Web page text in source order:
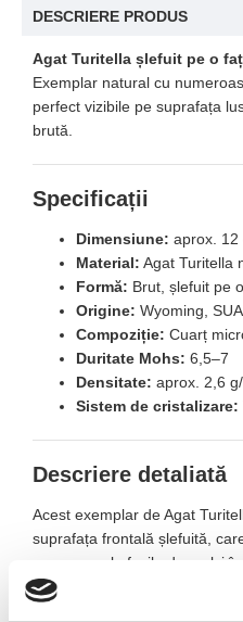
DESCRIERE PRODUS
Agat Turitella șlefuit pe o
Exemplar natural cu
perfect vizibile pe suprafața
brută.
Specificații
Dimensiune: aprox. 12
Material: Agat Turitella
Formă: Brut, șlefuit pe
Origine: Wyoming, SUA
Compoziție: Cuarț
Duritate Mohs: 6,5–7
Densitate: aprox. 2,6
Sistem de cristalizare:
Descriere detaliată
Acest exemplar de Agat
suprafața frontală șlefuită,
numeroasele fosile de melci
naturale de gri, maro, crem și
deosebit, iar partea din spate